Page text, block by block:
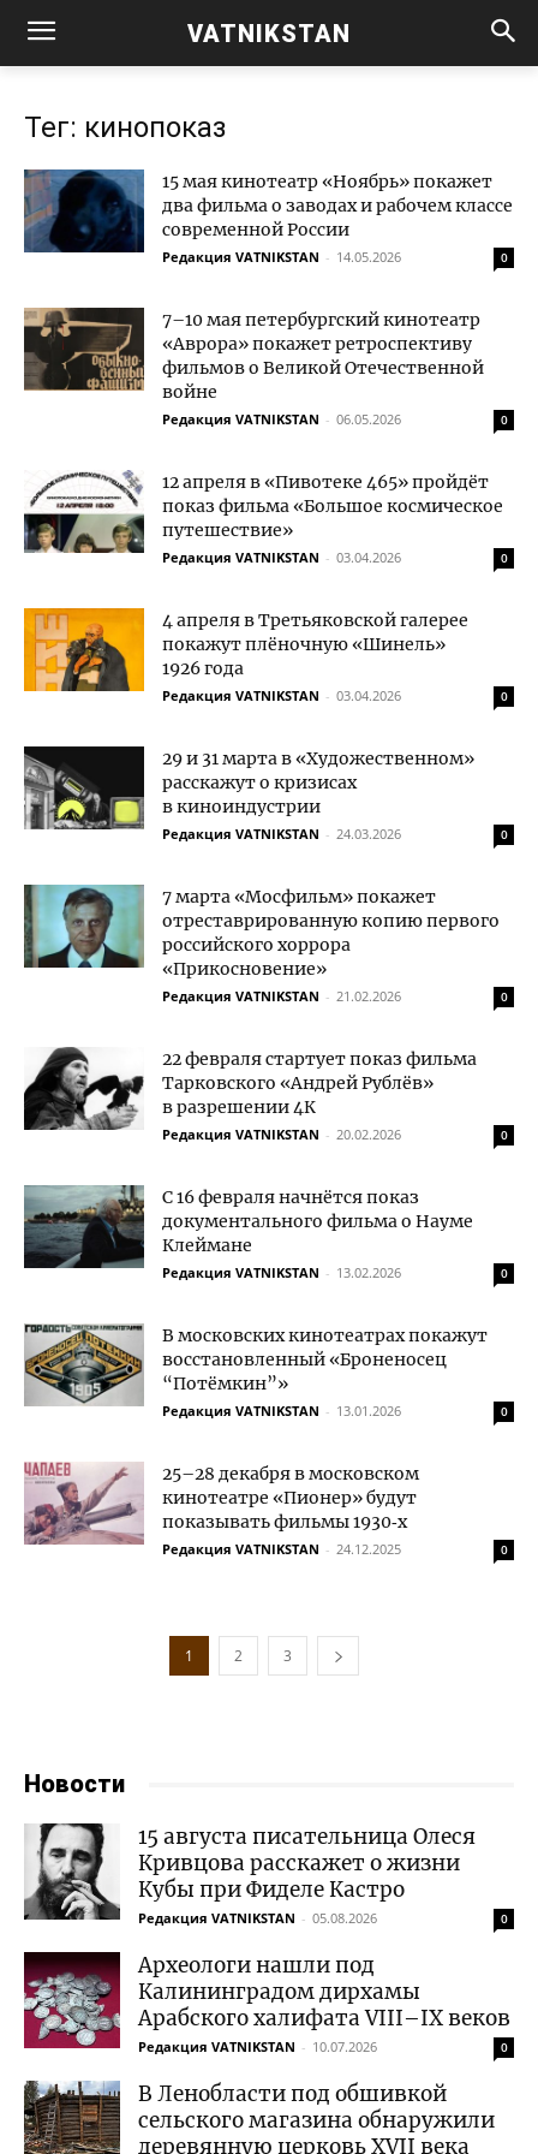
VATNIKSTAN
Тег: кинопоказ
15 мая кинотеатр «Ноябрь» покажет
два фильма о заводах и рабочем классе
современной России
Редакция VATNIKSTAN - 14.05.2026 0
7–10 мая петербургский кинотеатр
«Аврора» покажет ретроспективу
фильмов о Великой Отечественной
войне
Редакция VATNIKSTAN - 06.05.2026 0
12 апреля в «Пивотеке 465» пройдёт
показ фильма «Большое космическое
путешествие»
Редакция VATNIKSTAN - 03.04.2026 0
4 апреля в Третьяковской галерее
покажут плёночную «Шинель»
1926 года
Редакция VATNIKSTAN - 03.04.2026 0
29 и 31 марта в «Художественном»
расскажут о кризисах
в киноиндустрии
Редакция VATNIKSTAN - 24.03.2026 0
7 марта «Мосфильм» покажет
отреставрированную копию первого
российского хоррора
«Прикосновение»
Редакция VATNIKSTAN - 21.02.2026 0
22 февраля стартует показ фильма
Тарковского «Андрей Рублёв»
в разрешении 4К
Редакция VATNIKSTAN - 20.02.2026 0
C 16 февраля начнётся показ
документального фильма о Науме
Клеймане
Редакция VATNIKSTAN - 13.02.2026 0
В московских кинотеатрах покажут
восстановленный «Броненосец
“Потёмкин”»
Редакция VATNIKSTAN - 13.01.2026 0
25–28 декабря в московском
кинотеатре «Пионер» будут
показывать фильмы 1930‑х
Редакция VATNIKSTAN - 24.12.2025 0
1 2 3
Новости
15 августа писательница Олеся
Кривцова расскажет о жизни
Кубы при Фиделе Кастро
Редакция VATNIKSTAN - 05.08.2026 0
Археологи нашли под
Калининградом дирхамы
Арабского халифата VIII–IX веков
Редакция VATNIKSTAN - 10.07.2026 0
В Ленобласти под обшивкой
сельского магазина обнаружили
деревянную церковь XVII века